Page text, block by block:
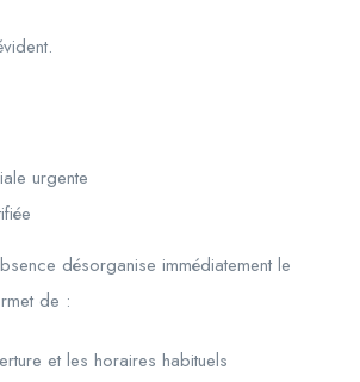
urgente
désorganise immédiatement le
de :
et les horaires habituels